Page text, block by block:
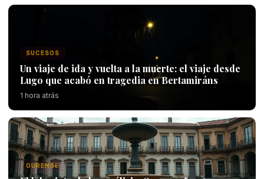
SUCESOS
Un viaje de ida y vuelta a la muerte: el viaje desde
Lugo que acabó en tragedia en Bertamiráns
1 hora atrás
OURENSE